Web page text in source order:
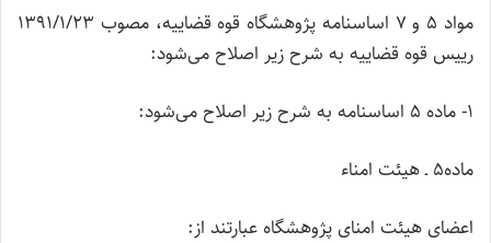
مواد ۵ و ۷ اساسنامه پژوهشگاه قوه قضاییه، مصوب ۱۳۹۱/۱/۲۳
رییس قوه قضاییه به شرح زیر اصلاح می‌شود:
۱- ماده ۵ اساسنامه به شرح زیر اصلاح می‌شود:
ماده۵ ـ هیئت امناء
اعضای هیئت امنای پژوهشگاه عبارتند از: